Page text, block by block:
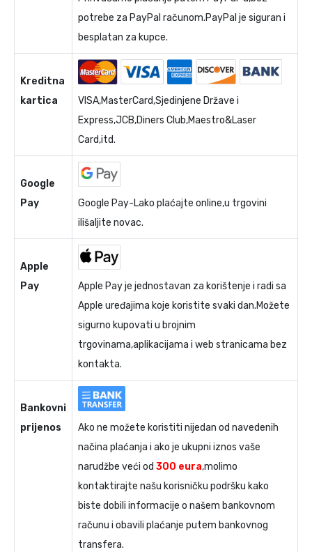
potrebe za PayPal računom.PayPal je siguran i
besplatan za kupce.
Kreditna
kartica
VISA,MasterCard,Sjedinjene Države i
Express,JCB,Diners Club,Maestro&Laser
Card,itd.
Google
Pay
Google Pay-Lako plaćajte online,u trgovini
ilišaljite novac.
Apple
Pay
Apple Pay je jednostavan za korištenje i radi sa
Apple uređajima koje koristite svaki dan.Možete
sigurno kupovati u brojnim
trgovinama,aplikacijama i web stranicama bez
kontakta.
Bankovni
prijenos
Ako ne možete koristiti nijedan od navedenih
načina plaćanja i ako je ukupni iznos vaše
narudžbe veći od 300 eura,molimo
kontaktirajte našu korisničku podršku kako
biste dobili informacije o našem bankovnom
računu i obavili plaćanje putem bankovnog
transfera.